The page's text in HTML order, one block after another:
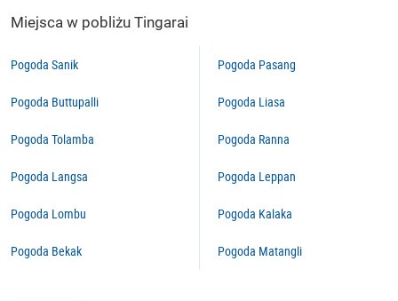
Miejsca w pobliżu Tingarai
Pogoda Sanik
Pogoda Buttupalli
Pogoda Tolamba
Pogoda Langsa
Pogoda Lombu
Pogoda Bekak
Pogoda Pasang
Pogoda Liasa
Pogoda Ranna
Pogoda Leppan
Pogoda Kalaka
Pogoda Matangli